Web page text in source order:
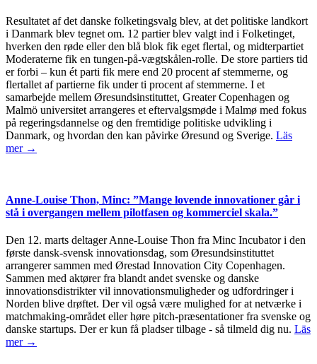
Resultatet af det danske folketingsvalg blev, at det politiske landkort
i Danmark blev tegnet om. 12 partier blev valgt ind i Folketinget,
hverken den røde eller den blå blok fik eget flertal, og midterpartiet
Moderaterne fik en tungen-på-vægtskålen-rolle. De store partiers tid
er forbi – kun ét parti fik mere end 20 procent af stemmerne, og
flertallet af partierne fik under ti procent af stemmerne. I et
samarbejde mellem Øresundsinstituttet, Greater Copenhagen og
Malmö universitet arrangeres et eftervalgsmøde i Malmø med fokus
på regeringsdannelse og den fremtidige politiske udvikling i
Danmark, og hvordan den kan påvirke Øresund og Sverige. Läs
mer →
Anne-Louise Thon, Minc: ”Mange lovende innovationer går i
stå i overgangen mellem pilotfasen og kommerciel skala.”
Den 12. marts deltager Anne-Louise Thon fra Minc Incubator i den
første dansk-svensk innovationsdag, som Øresundsinstituttet
arrangerer sammen med Ørestad Innovation City Copenhagen.
Sammen med aktører fra blandt andet svenske og danske
innovationsdistrikter vil innovationsmuligheder og udfordringer i
Norden blive drøftet. Der vil også være mulighed for at netværke i
matchmaking-området eller høre pitch-præsentationer fra svenske og
danske startups. Der er kun få pladser tilbage - så tilmeld dig nu. Läs
mer →